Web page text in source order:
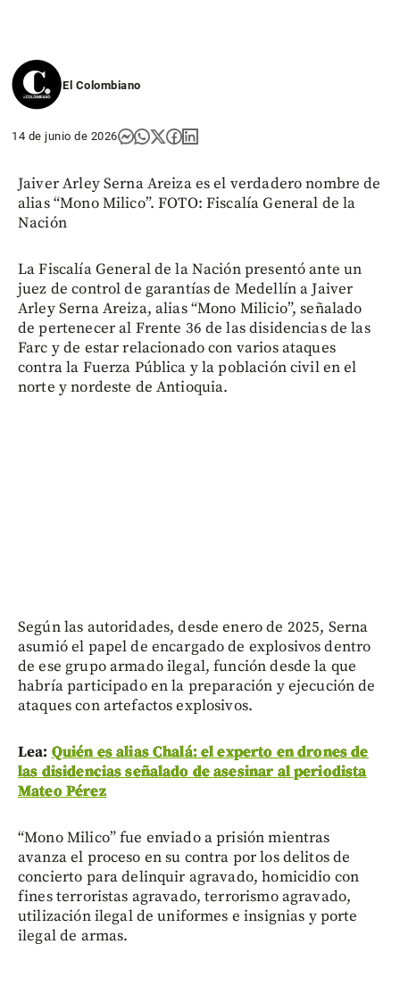
El Colombiano
14 de junio de 2026
Jaiver Arley Serna Areiza es el verdadero nombre de
alias “Mono Milico”. FOTO: Fiscalía General de la
Nación
La Fiscalía General de la Nación presentó ante un
juez de control de garantías de Medellín a Jaiver
Arley Serna Areiza, alias “Mono Milicio”, señalado
de pertenecer al Frente 36 de las disidencias de las
Farc y de estar relacionado con varios ataques
contra la Fuerza Pública y la población civil en el
norte y nordeste de Antioquia.
Según las autoridades, desde enero de 2025, Serna
asumió el papel de encargado de explosivos dentro
de ese grupo armado ilegal, función desde la que
habría participado en la preparación y ejecución de
ataques con artefactos explosivos.
Lea: Quién es alias Chalá: el experto en drones de
las disidencias señalado de asesinar al periodista
Mateo Pérez
“Mono Milico” fue enviado a prisión mientras
avanza el proceso en su contra por los delitos de
concierto para delinquir agravado, homicidio con
fines terroristas agravado, terrorismo agravado,
utilización ilegal de uniformes e insignias y porte
ilegal de armas.